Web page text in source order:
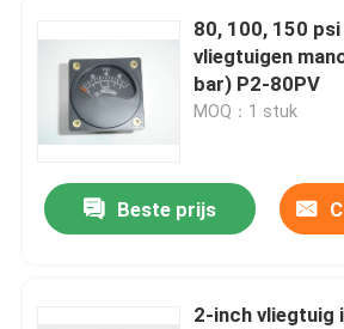
80, 100, 150
vliegtuigen
bar) P2-80PV
MOQ：1 stuk
Beste prijs
2-inch vliegtuig